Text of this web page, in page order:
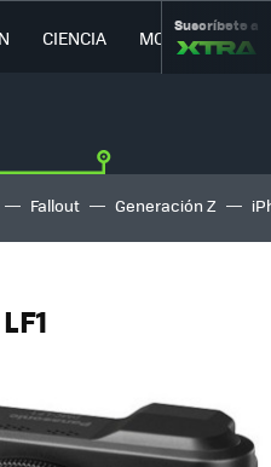
CIENCIA MOVILIDAD
Suscríbete a
Fallout Generación Z